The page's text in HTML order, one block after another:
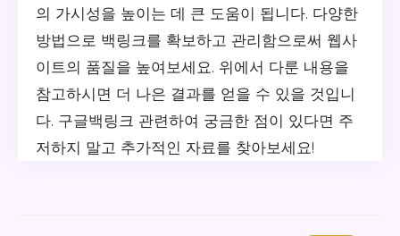
의 가시성을 높이는 데 큰 도움이 됩니다. 다양한
방법으로 백링크를 확보하고 관리함으로써 웹사
이트의 품질을 높여보세요. 위에서 다룬 내용을
참고하시면 더 나은 결과를 얻을 수 있을 것입니
다. 구글백링크 관련하여 궁금한 점이 있다면 주
저하지 말고 추가적인 자료를 찾아보세요!